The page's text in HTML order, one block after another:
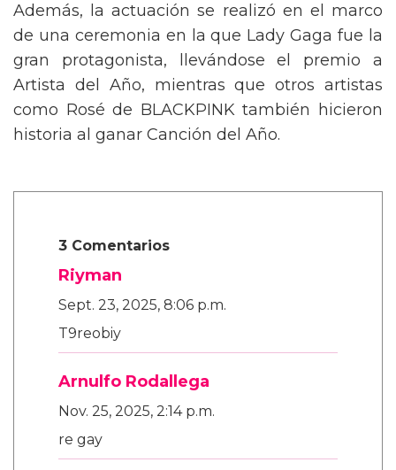
Además, la actuación se realizó en el marco
de una ceremonia en la que Lady Gaga fue la
gran protagonista, llevándose el premio a
Artista del Año, mientras que otros artistas
como Rosé de BLACKPINK también hicieron
historia al ganar Canción del Año.
3 Comentarios
Riyman
Sept. 23, 2025, 8:06 p.m.
T9reobiy
Arnulfo Rodallega
Nov. 25, 2025, 2:14 p.m.
re gay